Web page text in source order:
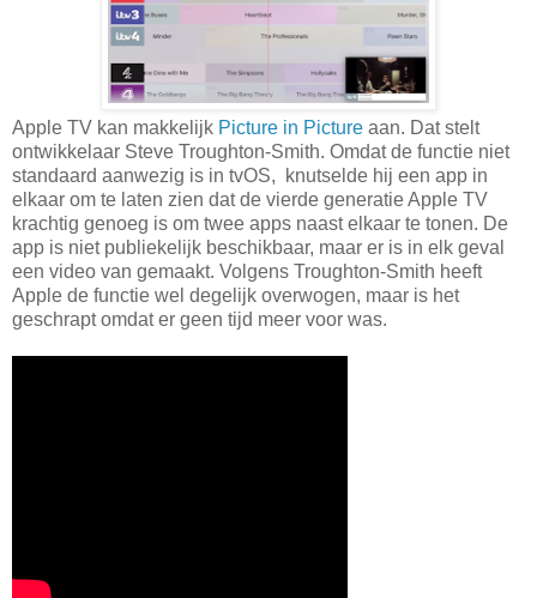
Apple TV kan makkelijk Picture in Picture aan. Dat stelt
ontwikkelaar Steve Troughton-Smith. Omdat de functie niet
standaard aanwezig is in tvOS, knutselde hij een app in
elkaar om te laten zien dat de vierde generatie Apple TV
krachtig genoeg is om twee apps naast elkaar te tonen. De
app is niet publiekelijk beschikbaar, maar er is in elk geval
een video van gemaakt. Volgens Troughton-Smith heeft
Apple de functie wel degelijk overwogen, maar is het
geschrapt omdat er geen tijd meer voor was.